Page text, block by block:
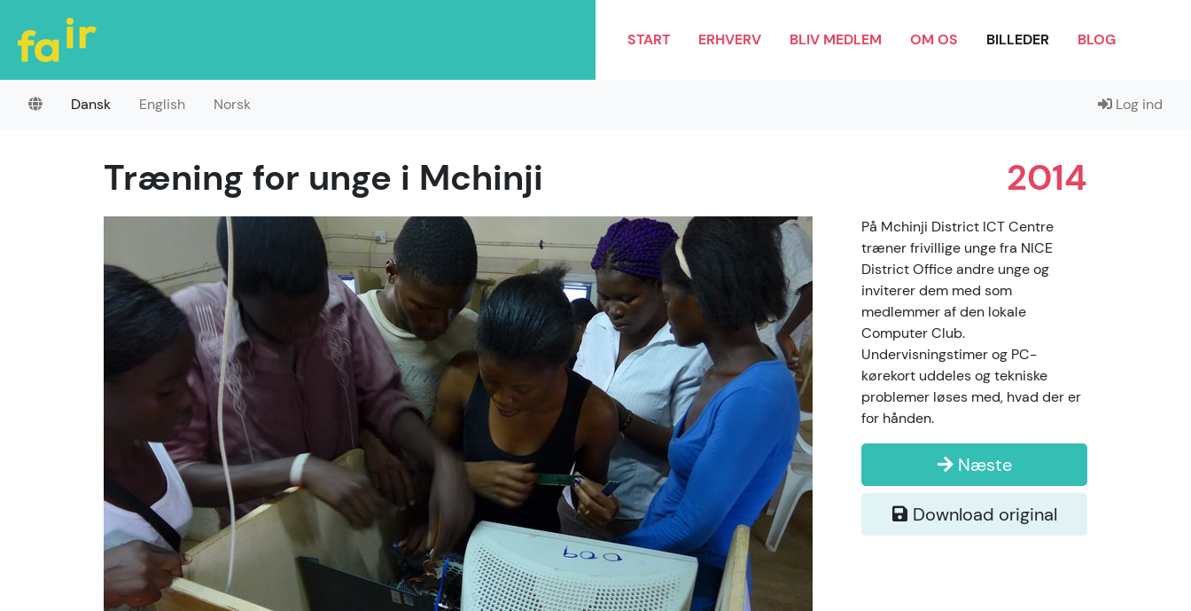
START ERHVERV BLIV MEDLEM OM OS BILLEDER BLOG
Dansk English Norsk Log ind
2014
Træning for unge i Mchinji
På Mchinji District ICT Centre
træner frivillige unge fra NICE
District Office andre unge og
inviterer dem med som
medlemmer af den lokale
Computer Club.
Undervisningstimer og PC-
kørekort uddeles og tekniske
problemer løses med, hvad der er
for hånden.
Næste
Download original